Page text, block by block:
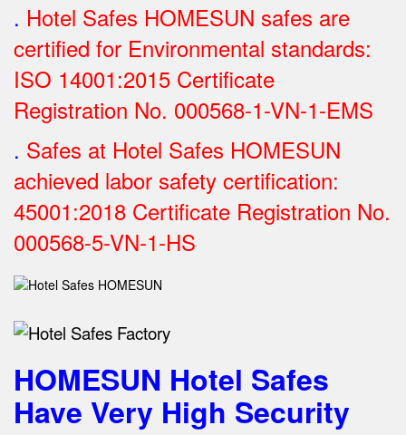
. Hotel Safes HOMESUN safes are
certified for Environmental standards:
ISO 14001:2015 Certificate
Registration No. 000568-1-VN-1-EMS
. Safes at Hotel Safes HOMESUN
achieved labor safety certification:
45001:2018 Certificate Registration No.
000568-5-VN-1-HS
HOMESUN Hotel Safes
Have Very High Security